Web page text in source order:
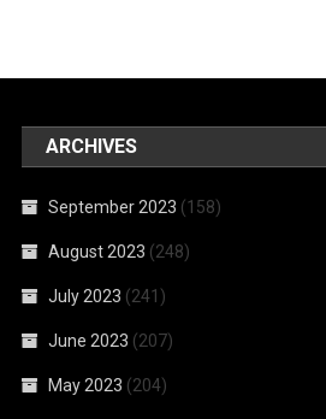
ARCHIVES
September 2023 (158)
August 2023 (248)
July 2023 (241)
June 2023 (207)
May 2023 (204)